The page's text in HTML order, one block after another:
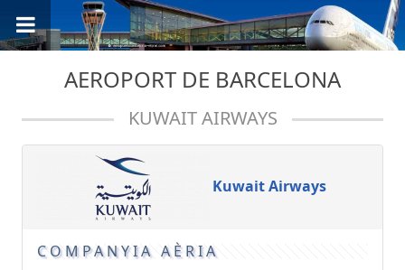
AEROPORT DE BARCELONA
KUWAIT AIRWAYS
Kuwait Airways
COMPANYIA AÈRIA